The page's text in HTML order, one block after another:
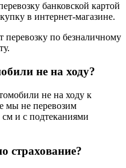
банковской картой
в интернет‑магазине.
по безналичному
не на ходу?
не на ходу к
мы не перевозим
и с подтеканиями
страхование?